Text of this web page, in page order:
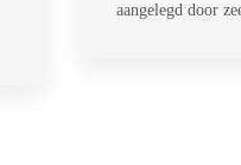
aangelegd door